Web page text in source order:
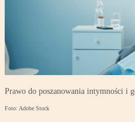
Prawo do poszanowania intymności i
Foto: Adobe Stock